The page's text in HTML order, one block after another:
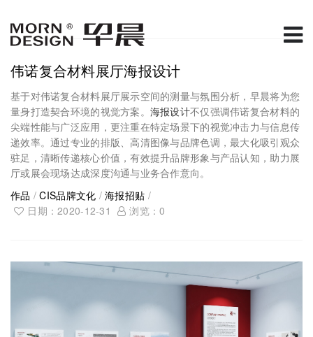
伟诺复合材料展厅海报设计
基于对伟诺复合材料展厅展示空间的测量与氛围分析，早晨将为您
量身打造契合环境的视觉方案。 海报设计不仅强调伟诺复合材料的
尖端性能与广泛应用，更注重在特定场景下的视觉冲击力与信息传
递效率。通过专业的排版、高清图像与品牌色调，最大化吸引观众
驻足，清晰传递核心价值，有效提升品牌形象与产品认知，助力展
厅或展会现场达成深度沟通与业务合作意向。
作品 /CIS品牌文化 /海报招贴 /
日期：2020-12-31
浏览：0